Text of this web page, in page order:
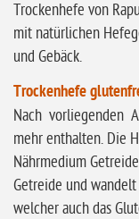
ohne Palmöl
Trockenhefe von
mit natürlichen
und Gebäck.
Trockenhefe
Nach vorliegenden
mehr enthalten. Die
Nährmedium
Getreide und
welcher auch das